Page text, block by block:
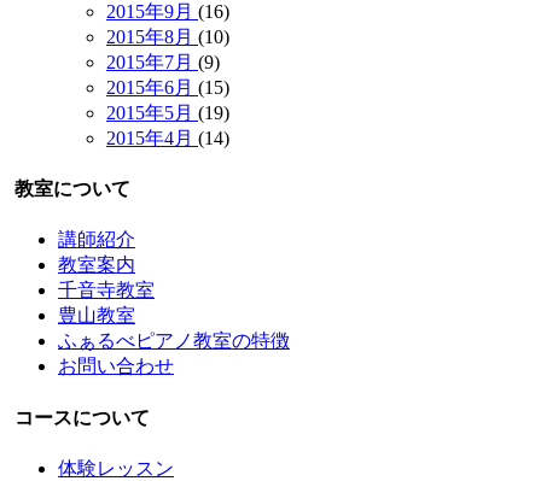
2015年9月 (16)
2015年8月 (10)
2015年7月 (9)
2015年6月 (15)
2015年5月 (19)
2015年4月 (14)
教室について
講師紹介
教室案内
千音寺教室
豊山教室
ふぁるべピアノ教室の特徴
お問い合わせ
コースについて
体験レッスン